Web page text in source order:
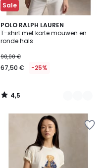
Sale
POLO RALPH LAUREN
T-shirt met korte mouwen en
ronde hals
90,00 €
67,50 € -25%
4,5
/ 5
3
Kleuren
4,5
/